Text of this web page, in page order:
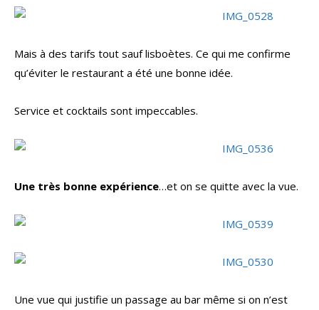
Mais à des tarifs tout sauf lisboètes. Ce qui me confirme
qu’éviter le restaurant a été une bonne idée.
Service et cocktails sont impeccables.
Une très bonne expérience…et on se quitte avec la vue.
Une vue qui justifie un passage au bar même si on n’est